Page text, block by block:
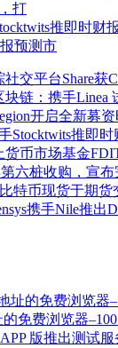
打
预测市
交平台Share获
块链：携手Linea
开启全新募
Stocktwits推即
货币市场基金
第六桩收购，宣
特币现货于期
携手Nile推出
免费浏览器